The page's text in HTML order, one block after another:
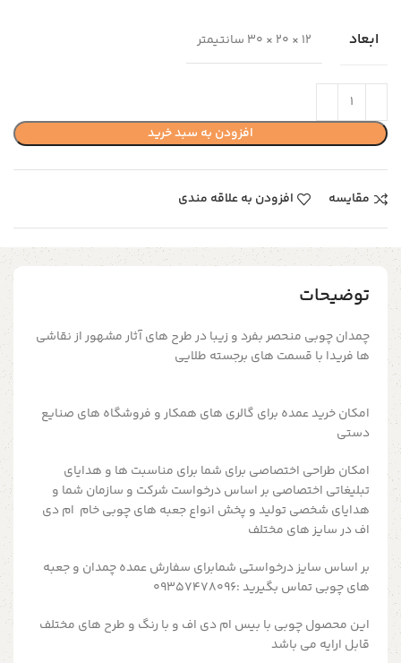
ابعاد 12 × 20 × 30 سانتیمتر
افزودن به سبد خرید
مقایسه افزودن به علاقه مندی
توضیحات
چمدان چوبی منحصر بفرد و زیبا در طرح های آثار مشهور از نقاشی
ها فریدا با قسمت های برجسته طلایی
امکان خرید عمده برای گالری های همکار و فروشگاه های صنایع
دستی
امکان طراحی اختصاصی برای شما برای مناسبت ها و هدایای
تبلیغاتی اختصاصی بر اساس درخواست شرکت و سازمان شما و
هدایای شخصی تولید و پخش انواع جعبه های چوبی خام ام دی
اف در سایز های مختلف
بر اساس سایز درخواستی شمابرای سفارش عمده چمدان و جعبه
های چوبی تماس بگیرید :09357478096
این محصول چوبی با بیس ام دی اف و با رنگ و طرح های مختلف
قابل ارایه می باشد